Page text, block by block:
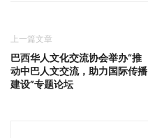
上一篇文章
巴西华人文化交流协会举办“推
动中巴人文交流，助力国际传播
建设”专题论坛